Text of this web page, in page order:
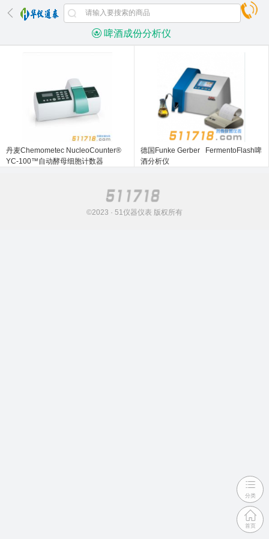
啤酒成份分析仪
丹麦Chemometec NucleoCounter®
YC-100™自动酵母细胞计数器
德国Funke Gerber FermentoFlash啤
酒分析仪
©2023 · 51仪器仪表 版权所有
分类
首页